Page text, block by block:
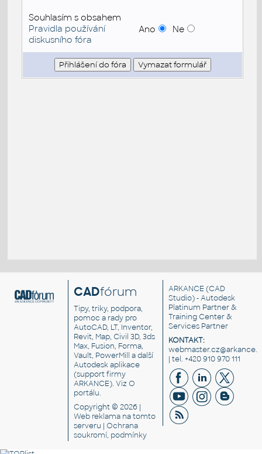
Souhlasím s obsahem
Pravidla používání
diskusního fóra
Ano Ne
CADfórum
Tipy, triky, podpora,
pomoc a rady pro
AutoCAD, LT, Inventor,
Revit, Map, Civil 3D, 3ds
Max, Fusion, Forma,
Vault, PowerMill a další
Autodesk aplikace
(support firmy
ARKANCE). VizO
portálu.
Copyright © 2026 |
Web reklama na tomto
serveru |Ochrana
soukromí, podmínky
ARKANCE (CAD
Studio) - Autodesk
Platinum Partner &
Training Center &
Services Partner
KONTAKT:
| tel. +420 910 970 111